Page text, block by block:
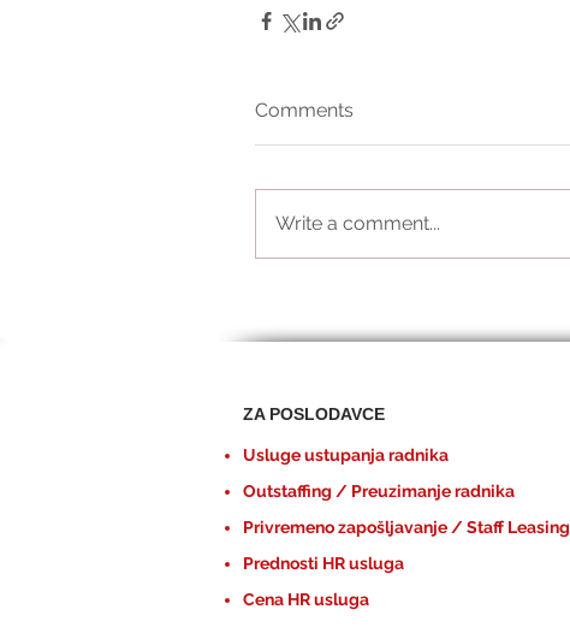
Comments
Write a comment...
ZA POSLODAVCE
Usluge ustupanja radnika
Outstaffing / Preuzimanje radnika
Privremeno zapošljavanje / Staff Leasing
Prednosti HR usluga
Cena HR usluga